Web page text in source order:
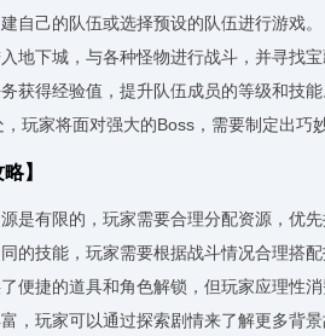
自己的队伍或选择预设的队伍进行游戏。
地下城，与各种怪物进行战斗，并寻找宝
获得经验值，提升队伍成员的等级和技能
玩家将面对强大的Boss，需要制定出巧
】
是有限的，玩家需要合理分配资源，优先
的技能，玩家需要根据战斗情况合理搭配
便捷的道具和角色解锁，但玩家应理性
，玩家可以通过探索剧情来了解更多背景